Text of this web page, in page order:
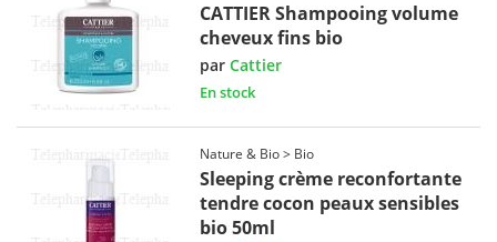
CATTIER Shampooing volume
cheveux fins bio
parCattier
En stock
Nature & Bio > Bio
Sleeping crème reconfortante
tendre cocon peaux sensibles
bio 50ml